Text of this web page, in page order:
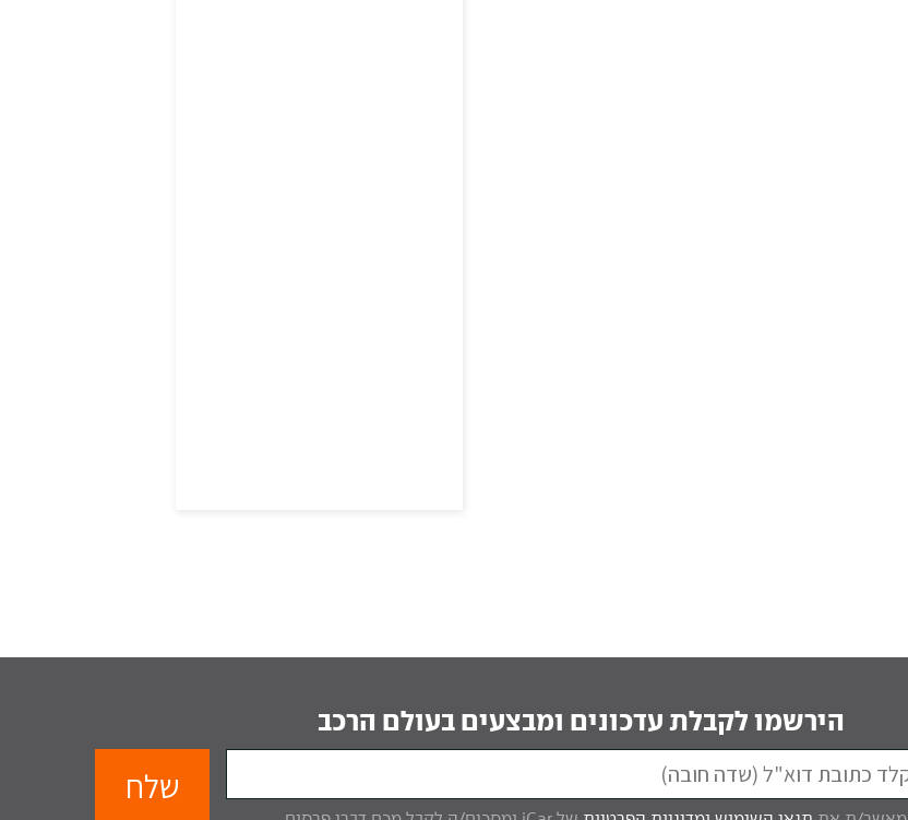
הירשמו לקבלת עדכונים ומבצעים בעולם הרכב